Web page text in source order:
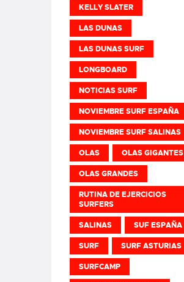
KELLY SLATER
LAS DUNAS
LAS DUNAS SURF
LONGBOARD
NOTICIAS SURF
NOVIEMBRE SURF ESPAÑA
NOVIEMBRE SURF SALINAS
OLAS OLAS GIGANTES
OLAS GRANDES
RUTINA DE EJERCICIOS
SURFERS
SALINAS SUF ESPAÑA
SURF SURF ASTURIAS
SURFCAMP